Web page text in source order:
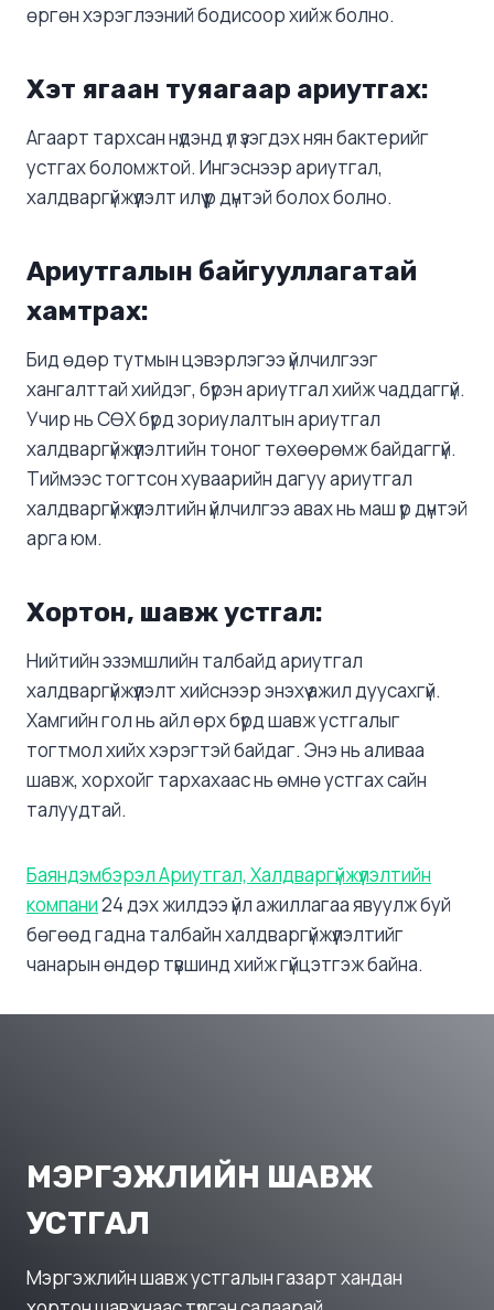
өргөн хэрэглээний бодисоор хийж болно.
Хэт ягаан туяагаар ариутгах:
Агаарт тархсан нүдэнд үл үзэгдэх нян бактерийг
устгах боломжтой. Ингэснээр ариутгал,
халдваргүйжүүлэлт илүү үр дүнтэй болох болно.
Ариутгалын байгууллагатай
хамтрах:
Бид өдөр тутмын цэвэрлэгээ үйлчилгээг
хангалттай хийдэг, бүрэн ариутгал хийж чаддаггүй.
Учир нь СӨХ бүрд зориулалтын ариутгал
халдваргүйжүүлэлтийн тоног төхөөрөмж байдаггүй.
Тиймээс тогтсон хуваарийн дагуу ариутгал
халдваргүйжүүлэлтийн үйлчилгээ авах нь маш үр дүнтэй
арга юм.
Хортон, шавж устгал:
Нийтийн эзэмшлийн талбайд ариутгал
халдваргүйжүүлэлт хийснээр энэхүү ажил дуусахгүй.
Хамгийн гол нь айл өрх бүрд шавж устгалыг
тогтмол хийх хэрэгтэй байдаг. Энэ нь аливаа
шавж, хорхойг тархахаас нь өмнө устгах сайн
талуудтай.
Баяндэмбэрэл Ариутгал, Халдваргүйжүүлэлтийн
компани24 дэх жилдээ үйл ажиллагаа явуулж буй
бөгөөд гадна талбайн халдваргүйжүүлэлтийг
чанарын өндөр түвшинд хийж гүйцэтгэж байна.
МЭРГЭЖЛИЙН ШАВЖ
УСТГАЛ
Мэргэжлийн шавж устгалын газарт хандан